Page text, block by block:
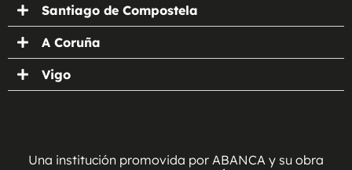
Santiago de Compostela
A Coruña
Vigo
Una institución promovida por ABANCA y su obra